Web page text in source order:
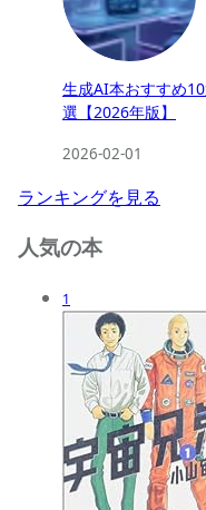
生成AI本おすすめ
選【2026年版】
2026-02-01
ランキングを見る
人気の本
1